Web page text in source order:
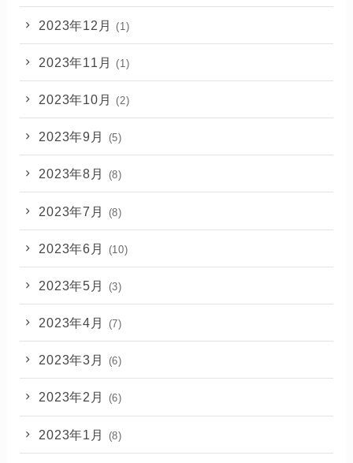
2023年12月 (1)
2023年11月 (1)
2023年10月 (2)
2023年9月 (5)
2023年8月 (8)
2023年7月 (8)
2023年6月 (10)
2023年5月 (3)
2023年4月 (7)
2023年3月 (6)
2023年2月 (6)
2023年1月 (8)